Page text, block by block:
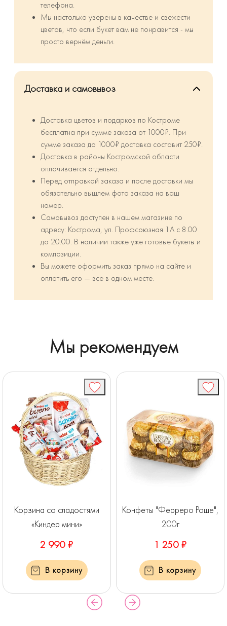
телефона.
Мы настолько уверены в качестве и свежести
цветов, что если букет вам не понравится - мы
просто вернём деньги.
Доставка и самовывоз
Доставка цветов и подарков по Костроме
бесплатна при сумме заказа от 1000₽. При
сумме заказа до 1000₽ доставка составит 250₽.
⁠Доставка в районы Костромской области
оплачивается отдельно.
Перед отправкой заказа и после доставки мы
обязательно вышлем фото заказа на ваш
номер.
Самовывоз доступен в нашем магазине по
адресу: Кострома, ул. Профсоюзная 1А с 8.00
до 20.00. В наличии также уже готовые букеты и
композиции.
Вы можете оформить заказ прямо на сайте и
оплатить его — всё в одном месте.
Мы рекомендуем
Корзина со сладостями
«Киндер мини»
2 990 ₽
В корзину
Конфеты "Ферреро Роше",
200г
1 250 ₽
В корзину